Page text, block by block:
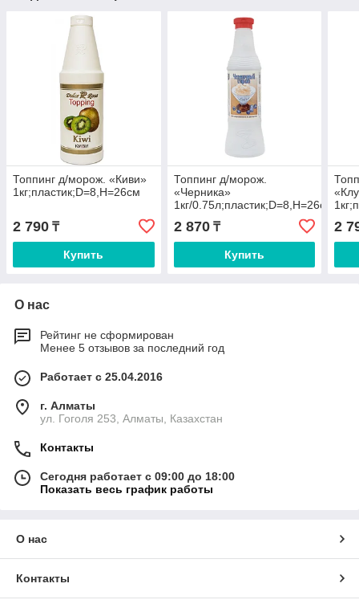
Топпинг д/морож. «Киви»
1кг;пластик;D=8,H=26см
2 790 ₸
Купить
Топпинг д/морож.
«Черника»
1кг/0.75л;пластик;D=8,H=26см
2 870₸
Купить
2
О нас
Рейтинг не сформирован
Менее 5 отзывов за последний год
Работает с 25.04.2016
г. Алматы
ул. Гоголя 253, Алматы, Казахстан
Контакты
Сегодня работает с 09:00 до 18:00
Показать весь график работы
О нас
Контакты